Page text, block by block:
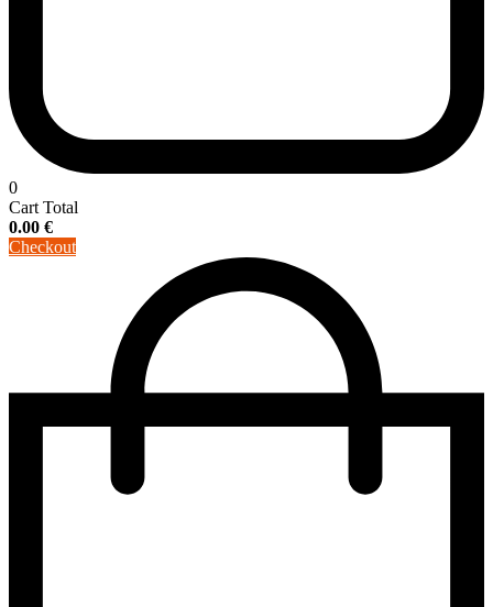
0
Cart Total
0.00 €
Checkout